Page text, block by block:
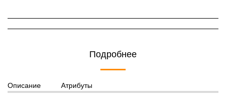
Подробнее
Описание Атрибуты